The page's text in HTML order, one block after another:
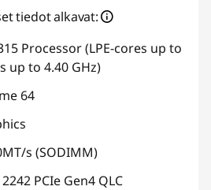
tiedot alkavat:
Processor (LPE-cores up to
up to 4.40 GHz)
64
s (SODIMM)
PCIe Gen4 QLC